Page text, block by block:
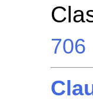
706